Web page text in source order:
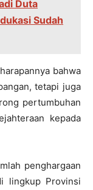
Duta
Sudah
bahwa
tetapi juga
pertumbuhan
kepada
penghargaan
lingkup Provinsi